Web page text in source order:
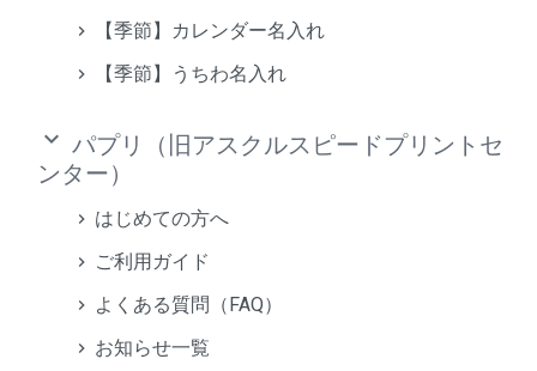
【季節】カレンダー名入れ
【季節】うちわ名入れ
keyboard_arrow_down パプリ（旧アスクルスピードプリントセ
ンター）
はじめての方へ
ご利用ガイド
よくある質問（FAQ）
お知らせ一覧